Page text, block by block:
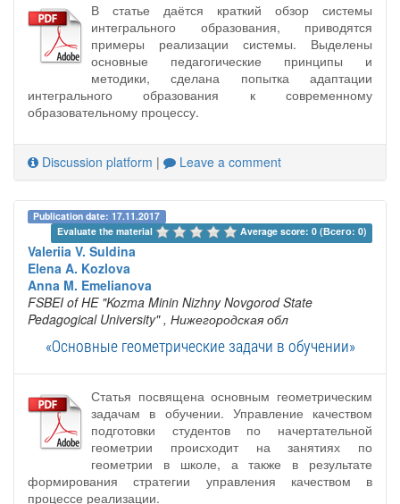
В статье даётся краткий обзор системы
интегрального образования, приводятся
примеры реализации системы. Выделены
основные педагогические принципы и
методики, сделана попытка адаптации
интегрального образования к современному
образовательному процессу.
Discussion platform | Leave a comment
Publication date: 17.11.2017
Evaluate the material
Average score: 0 (Всего: 0)
Valeriia V. Suldina
Elena A. Kozlova
Anna M. Emelianova
FSBEI of HE "Kozma Minin Nizhny Novgorod State
Pedagogical University" , Нижегородская обл
«Основные геометрические задачи в обучении»
Статья посвящена основным геометрическим
задачам в обучении. Управление качеством
подготовки студентов по начертательной
геометрии происходит на занятиях по
геометрии в школе, а также в результате
формирования стратегии управления качеством в
процессе реализации.